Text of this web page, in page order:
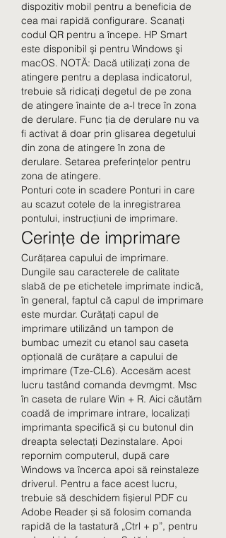
dispozitiv mobil pentru a beneficia de
cea mai rapidă configurare. Scanaţi
codul QR pentru a începe. HP Smart
este disponibil şi pentru Windows şi
macOS. NOTĂ: Dacă utilizaţi zona de
atingere pentru a deplasa indicatorul,
trebuie să ridicaţi degetul de pe zona
de atingere înainte de a-l trece în zona
de derulare. Func ţia de derulare nu va
fi activat ă doar prin glisarea degetului
din zona de atingere în zona de
derulare. Setarea preferinţelor pentru
zona de atingere.
Ponturi cote in scadere Ponturi in care
au scazut cotele de la inregistrarea
pontului, instrucțiuni de imprimare.
Cerințe de imprimare
Curățarea capului de imprimare.
Dungile sau caracterele de calitate
slabă de pe etichetele imprimate indică,
în general, faptul că capul de imprimare
este murdar. Curățați capul de
imprimare utilizând un tampon de
bumbac umezit cu etanol sau caseta
opțională de curățare a capului de
imprimare (Tze-CL6). Accesăm acest
lucru tastând comanda devmgmt. Msc
în caseta de rulare Win + R. Aici căutăm
coadă de imprimare intrare, localizați
imprimanta specifică și cu butonul din
dreapta selectați Dezinstalare. Apoi
repornim computerul, după care
Windows va încerca apoi să reinstaleze
driverul. Pentru a face acest lucru,
trebuie să deschidem fișierul PDF cu
Adobe Reader și să folosim comanda
rapidă de la tastatură „Ctrl + p”, pentru